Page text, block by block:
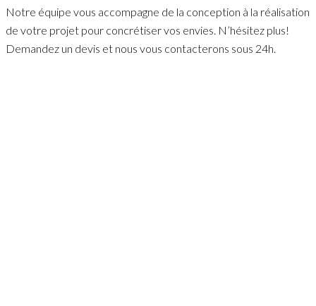
Notre équipe vous accompagne de la conception à la réalisation
de votre projet pour concrétiser vos envies. N’hésitez plus!
Demandez un devis et nous vous contacterons sous 24h.